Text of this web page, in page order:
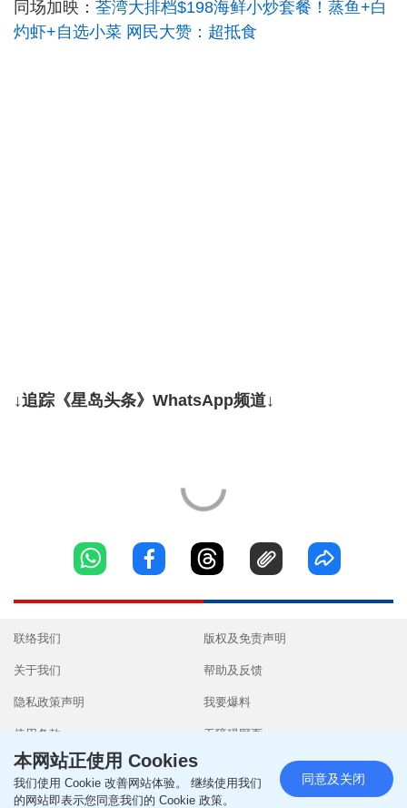
同场加映： 荃湾大排档$198海鲜小炒套餐！蒸鱼+白
灼虾+自选小菜 网民大赞：超抵食
↓追踪《星岛头条》WhatsApp频道↓
联络我们
关于我们
隐私政策声明
使用条款
版权及免责声明
帮助及反馈
我要爆料
无障碍网页
本网站正使用 Cookies
我们使用 Cookie 改善网站体验。 继续使用我们
的网站即表示您同意我们的 Cookie 政策。
同意及关闭